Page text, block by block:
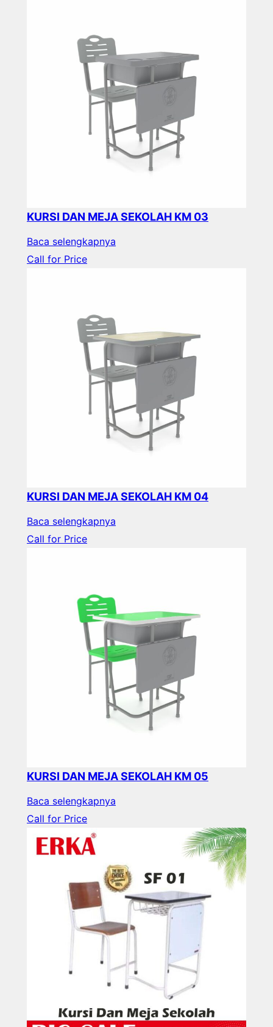
KURSI DAN MEJA SEKOLAH KM 03
Baca selengkapnya
Call for Price
KURSI DAN MEJA SEKOLAH KM 04
Baca selengkapnya
Call for Price
KURSI DAN MEJA SEKOLAH KM 05
Baca selengkapnya
Call for Price